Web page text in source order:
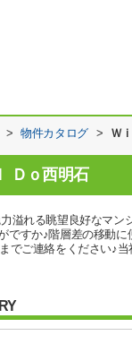
> 物件カタログ > Ｗ
Ｄｏ西明石
溢れる眺望良好なマ
ですか♪階層差の移動
でご連絡をください